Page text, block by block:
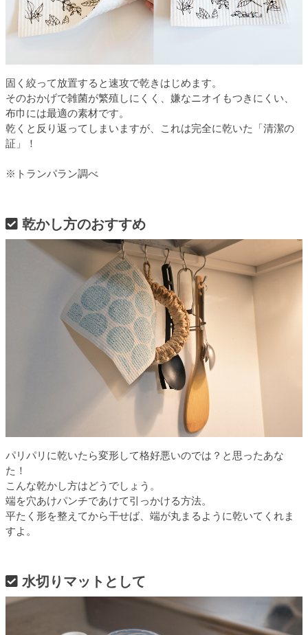
固く絞って放置すると速攻で乾きはじめます。
そのおかげで雑菌が繁殖しにくく、嫌なニオイもつきにくい、
布巾には最適の素材です。
乾くと反り返ってしまいますが、これは完全に乾いた「清潔の
証」！
※トランパラン調べ
乾かし方のおすすめ
パリパリに乾いたら変形して格好悪いのでは？と思ったあな
た！
こんな乾かし方はどうでしょう。
端を穴あけパンチであけて引っかける方法。
平たく形を整えてから干せば、端が丸まるように乾いてくれま
すよ。
水切りマットとして